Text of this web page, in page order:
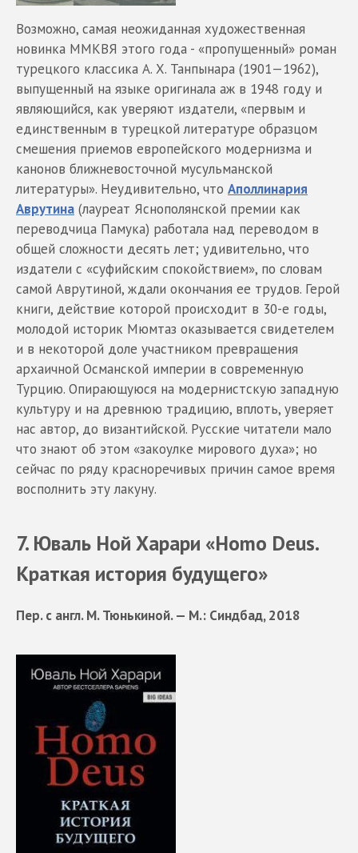
Возможно, самая неожиданная художественная
новинка ММКВЯ этого года - «пропущенный» роман
турецкого классика А. Х. Танпынара (1901—1962),
выпущенный на языке оригинала аж в 1948 году и
являющийся, как уверяют издатели, «первым и
единственным в турецкой литературе образцом
смешения приемов европейского модернизма и
канонов ближневосточной мусульманской
литературы». Неудивительно, что Аполлинария
Аврутина (лауреат Яснополянской премии как
переводчица Памука) работала над переводом в
общей сложности десять лет; удивительно, что
издатели с «суфийским спокойствием», по словам
самой Аврутиной, ждали окончания ее трудов. Герой
книги, действие которой происходит в 30-е годы,
молодой историк Мюмтаз оказывается свидетелем
и в некоторой доле участником превращения
архаичной Османской империи в современную
Турцию. Опирающуюся на модернистскую западную
культуру и на древнюю традицию, вплоть, уверяет
нас автор, до византийской. Русские читатели мало
что знают об этом «закоулке мирового духа»; но
сейчас по ряду красноречивых причин самое время
восполнить эту лакуну.
7. Юваль Ной Харари «Ноmo Deus.
Краткая история будущего»
Пер. с англ. М. Тюнькиной. — М.: Синдбад, 2018